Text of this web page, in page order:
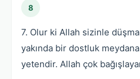
8
7. Olur ki Allah sizinle
yakında bir dostluk
yetendir. Allah çok